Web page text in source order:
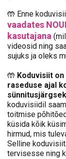
🤲 Enne
vaadates
kasutajana
videosid ning
sujuks ja oleks
🤲 Koduvisiit on
raseduse ajal
koduvisiidil
toitmise
küsida kõik
hirmud, mis
Selline
tervisesse ning